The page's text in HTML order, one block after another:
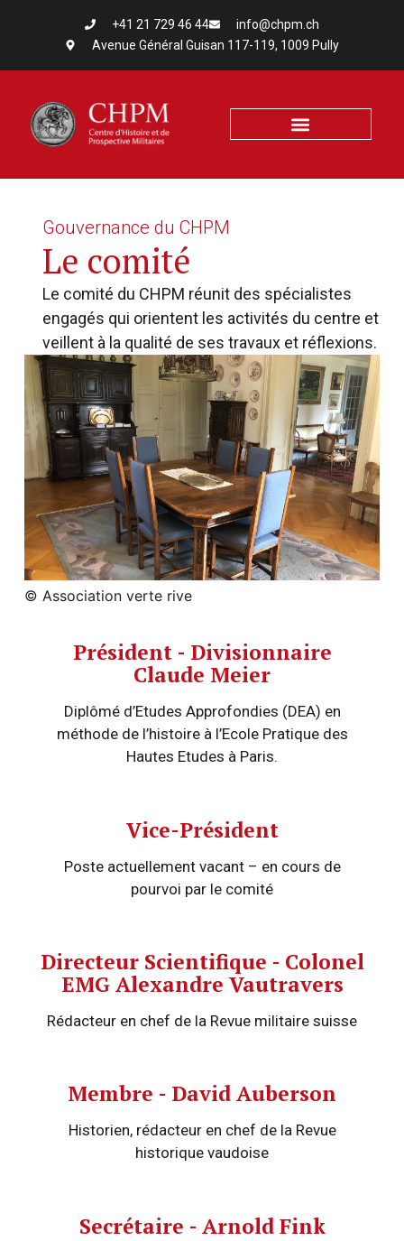
+41 21 729 46 44
info@chpm.ch
Avenue Général Guisan 117-119, 1009 Pully
Gouvernance du CHPM
Le comité
Le comité du CHPM réunit des spécialistes
engagés qui orientent les activités du centre et
veillent à la qualité de ses travaux et réflexions.
© Association verte rive
Président - Divisionnaire
Claude Meier
Diplômé d’Etudes Approfondies (DEA) en
méthode de l’histoire à l’Ecole Pratique des
Hautes Etudes à Paris.
Vice-Président
Poste actuellement vacant – en cours de
pourvoi par le comité
Directeur Scientifique - Colonel
EMG Alexandre Vautravers
Rédacteur en chef de la Revue militaire suisse
Membre - David Auberson
Historien, rédacteur en chef de la Revue
historique vaudoise
Secrétaire - Arnold Fink